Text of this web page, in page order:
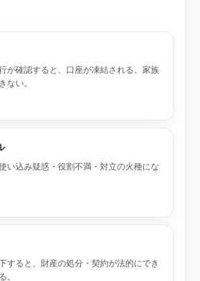
が確認すると、口座が凍結される。家族
ない。
い込み疑惑・役割不満・対立の火種にな
すると、財産の処分・契約が法的にでき
。